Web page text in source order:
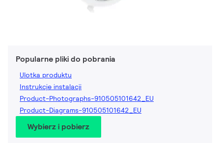
Popularne pliki do pobrania
Ulotka produktu
Instrukcje instalacji
Product-Photographs-910505101642_EU
Product-Diagrams-910505101642_EU
Wybierz i pobierz